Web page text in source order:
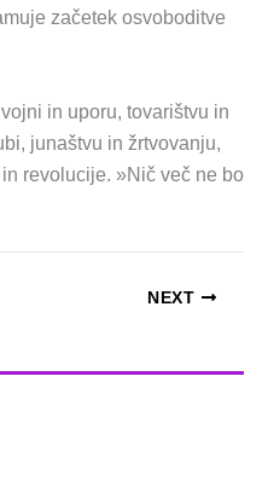
začetek osvoboditve
in uporu, tovarištvu in
junaštvu in žrtvovanju,
revolucije. »Nič več ne bo
NEXT